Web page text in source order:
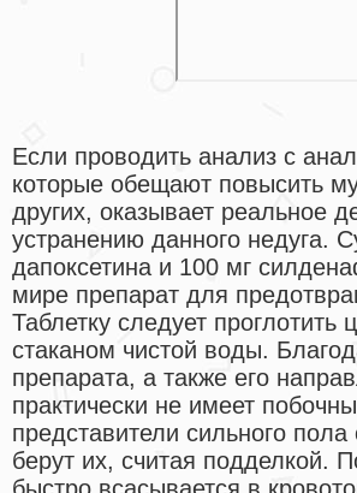
Если проводить анализ с
которые обещают повысить
других, оказывает реальное
устранению данного недуга.
дапоксетина и 100 мг
мире препарат для
Таблетку следует
стаканом чистой воды.
препарата, а также его
практически не имеет
представители сильного
берут их, считая подделкой.